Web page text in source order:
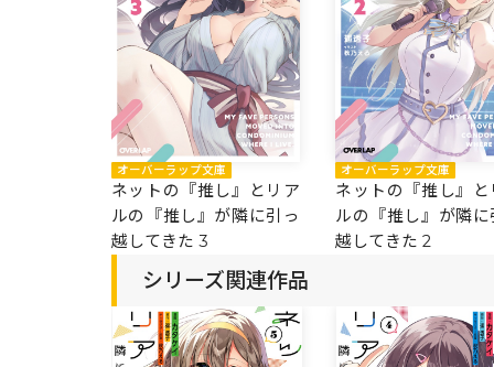
オーバーラップ文庫
ネットの『推し』とリア
ルの『推し』が隣に引っ
越してきた 3
オーバーラップ文庫
ネットの『推し』と
ルの『推し』が隣に
越してきた 2
シリーズ関連作品